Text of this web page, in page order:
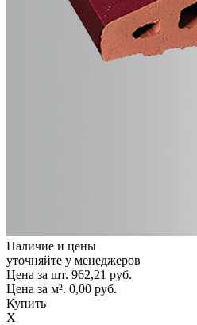
Наличие и цены
уточняйте у менеджеров
Цена за шт. 962,21 руб.
Цена за м². 0,00 руб.
Купить
X